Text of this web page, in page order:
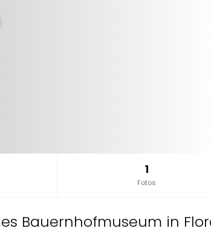
1
Fotos
Bauernhofmuseum in